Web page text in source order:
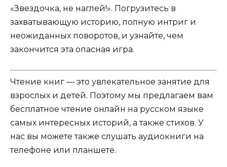
«Звездочка, не наглей!». Погрузитесь в
захватывающую историю, полную интриг и
неожиданных поворотов, и узнайте, чем
закончится эта опасная игра.
Чтение книг — это увлекательное занятие для
взрослых и детей. Поэтому мы предлагаем вам
бесплатное чтение онлайн на русском языке
самых интересных историй, а также стихов. У
нас вы можете также слушать аудиокниги на
телефоне или планшете.